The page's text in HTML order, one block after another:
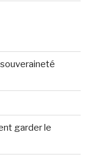
garder le